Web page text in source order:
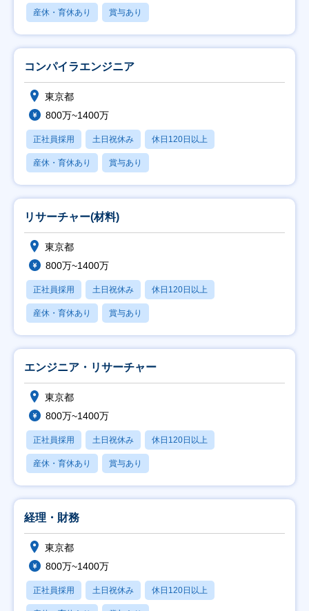
産休・育休あり 賞与あり
コンパイラエンジニア
東京都
800万~1400万
正社員採用 土日祝休み 休日120日以上
産休・育休あり 賞与あり
リサーチャー(材料)
東京都
800万~1400万
正社員採用 土日祝休み 休日120日以上
産休・育休あり 賞与あり
エンジニア・リサーチャー
東京都
800万~1400万
正社員採用 土日祝休み 休日120日以上
産休・育休あり 賞与あり
経理・財務
東京都
800万~1400万
正社員採用 土日祝休み 休日120日以上